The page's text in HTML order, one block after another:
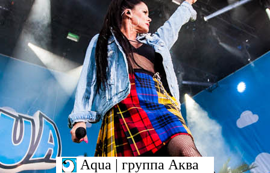
Aqua | группа Аква